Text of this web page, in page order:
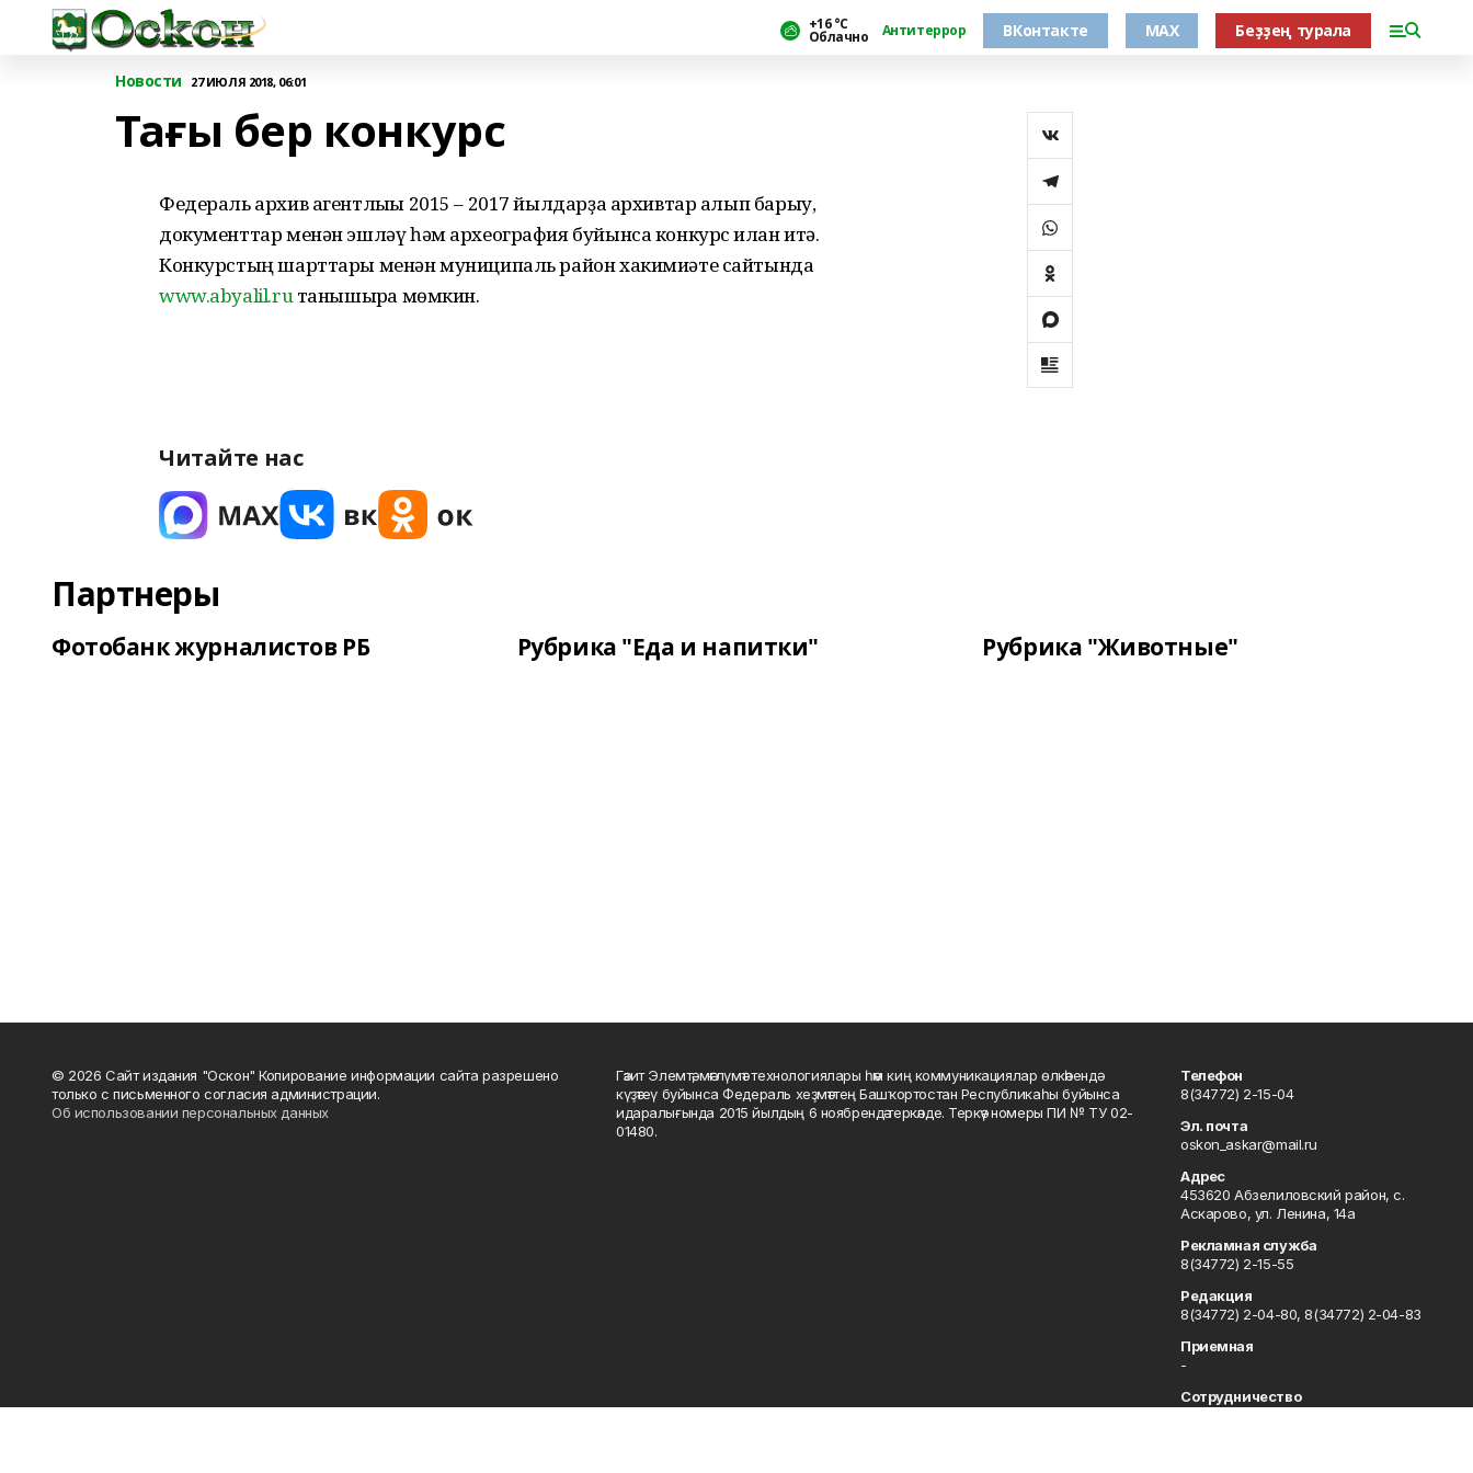
+16 °С
Облачно Антитеррор ВКонтакте MAX Беҙҙең турала
Новости 27 ИЮЛЯ 2018, 06:01
Тағы бер конкурс
Федераль архив агентлығы 2015 – 2017 йылдарҙа архивтар алып барыу,
документтар менән эшләү һәм археография буйынса конкурс иғлан итә.
Конкурстың шарттары менән муниципаль район хакимиәте сайтында
www.abyalil.ruтанышырға мөмкин.
Читайте нас
Партнеры
Фотобанк журналистов РБ Рубрика "Еда и напитки" Рубрика "Животные"
© 2026 Сайт издания "Оскон" Копирование информации сайта разрешено
только с письменного согласия администрации.
Об использовании персональных данных
Гәзит Элемтә, мәғлүмәт технологиялары һәм киң коммуникациялар өлкәһендә
күҙәтеү буйынса Федераль хеҙмәттең Башҡортостан Республикаһы буйынса
идаралығында 2015 йылдың 6 ноябрендә теркәлде. Теркәү номеры ПИ № ТУ 02-
01480.
Телефон
8(34772) 2-15-04
Эл. почта
oskon_askar@mail.ru
Адрес
453620 Абзелиловский район, с.
Аскарово, ул. Ленина, 14а
Рекламная служба
8(34772) 2-15-55
Редакция
8(34772) 2-04-80, 8(34772) 2-04-83
Приемная
-
Сотрудничество